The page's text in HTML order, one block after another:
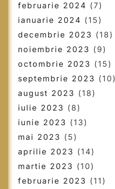
februarie 2024 (7)
ianuarie 2024 (15)
decembrie 2023 (18)
noiembrie 2023 (9)
octombrie 2023 (15)
septembrie 2023 (10)
august 2023 (18)
iulie 2023 (8)
iunie 2023 (13)
mai 2023 (5)
aprilie 2023 (14)
martie 2023 (10)
februarie 2023 (11)